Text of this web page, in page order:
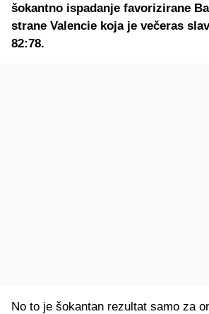
šokantno ispadanje favorizirane
strane Valencie koja je večeras
82:78.
No to je šokantan rezultat samo za